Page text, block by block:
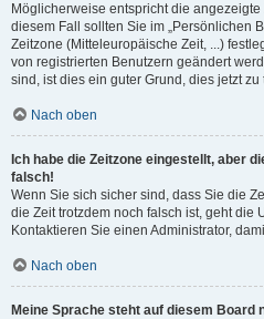
Möglicherweise entspricht die
diesem Fall sollten Sie im „Persönlichen
Zeitzone (Mitteleuropäische Zeit, ...)
von registrierten Benutzern geändert
sind, ist dies ein guter Grund, dies jetzt zu
Nach oben
Ich habe die Zeitzone eingestellt, aber
falsch!
Wenn Sie sich sicher sind, dass Sie die
die Zeit trotzdem noch falsch ist, geht die
Kontaktieren Sie einen Administrator,
Nach oben
Meine Sprache steht auf diesem Board